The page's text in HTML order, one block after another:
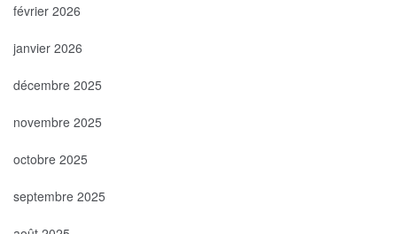
février 2026
janvier 2026
décembre 2025
novembre 2025
octobre 2025
septembre 2025